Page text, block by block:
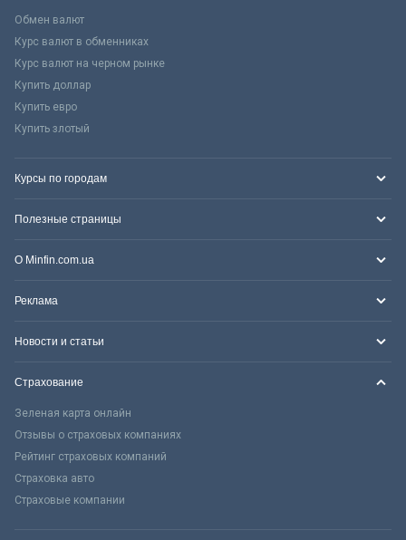
Обмен валют
Курс валют в обменниках
Курс валют на черном рынке
Купить доллар
Купить евро
Купить злотый
Курсы по городам
Полезные страницы
О Minfin.com.ua
Реклама
Новости и статьи
Страхование
Зеленая карта онлайн
Отзывы о страховых компаниях
Рейтинг страховых компаний
Страховка авто
Страховые компании